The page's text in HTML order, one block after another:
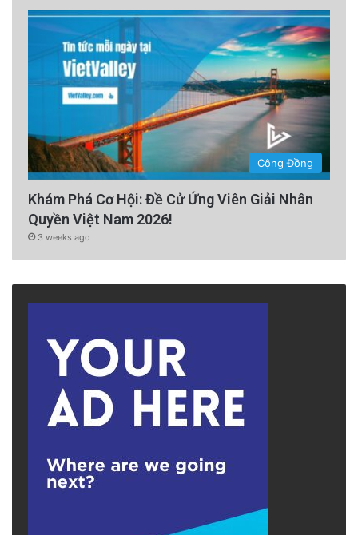
Cộng Đồng
Khám Phá Cơ Hội: Đề Cử Ứng Viên Giải Nhân
Quyền Việt Nam 2026!
3 weeks ago